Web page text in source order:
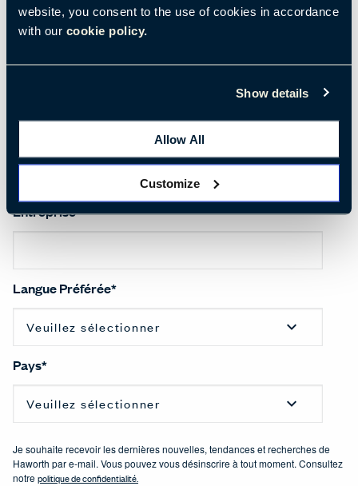
website, you consent to the use of cookies in accordance
with our cookie policy.
Show details
Allow All
Customize
Entreprise*
Langue Préférée*
Pays*
Je souhaite recevoir les dernières nouvelles, tendances et recherches de
Haworth par e-mail. Vous pouvez vous désinscrire à tout moment. Consultez
notrepolitique de confidentialité.